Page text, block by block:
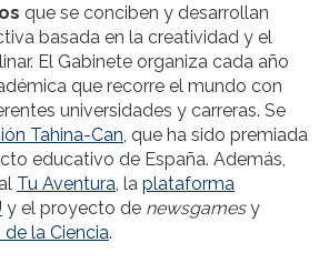
que se conciben y desarrollan
basada en la creatividad y el
El Gabinete organiza cada año
que recorre el mundo con
universidades y carreras. Se
Tahina-Can, que ha sido premiada
educativo de España. Además,
Tu Aventura, la plataforma
y el proyecto de newsgamesy
de la Ciencia.